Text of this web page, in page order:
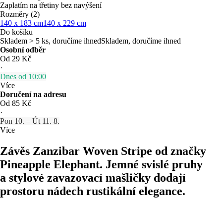
Zaplatím na třetiny bez navýšení
Rozměry (2)
140 x 183 cm140 x 229 cm
Do košíku
Skladem > 5 ks, doručíme ihnedSkladem, doručíme ihned
Osobní odběr
Od 29 Kč
·
Dnes od 10:00
Více
Doručení na adresu
Od 85 Kč
·
Pon 10. – Út 11. 8.
Více
Závěs Zanzibar Woven Stripe od značky
Pineapple Elephant. Jemné svislé pruhy
a stylové zavazovací mašličky dodají
prostoru nádech rustikální elegance.